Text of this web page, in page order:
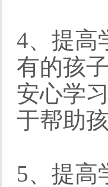
4、提高
有的孩
安心学
于帮助
5、提高